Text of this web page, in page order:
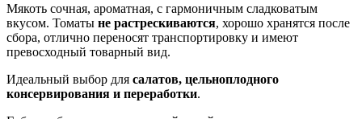
Мякоть сочная, ароматная, с гармоничным сладковатым
вкусом. Томаты не растрескиваются, хорошо хранятся после
сбора, отлично переносят транспортировку и имеют
превосходный товарный вид.
Идеальный выбор для салатов, цельноплодного
консервирования и переработки.